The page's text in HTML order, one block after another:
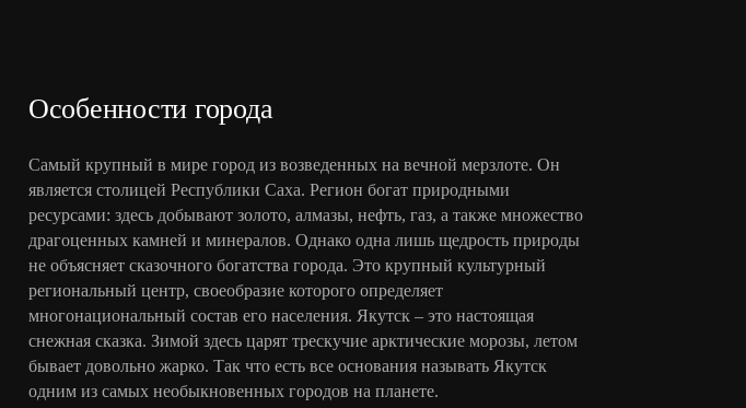
Особенности города
Самый крупный в мире город из возведенных на вечной мерзлоте. Он
является столицей Республики Саха. Регион богат природными
ресурсами: здесь добывают золото, алмазы, нефть, газ, а также множество
драгоценных камней и минералов. Однако одна лишь щедрость природы
не объясняет сказочного богатства города. Это крупный культурный
региональный центр, своеобразие которого определяет
многонациональный состав его населения. Якутск – это настоящая
снежная сказка. Зимой здесь царят трескучие арктические морозы, летом
бывает довольно жарко. Так что есть все основания называть Якутск
одним из самых необыкновенных городов на планете.